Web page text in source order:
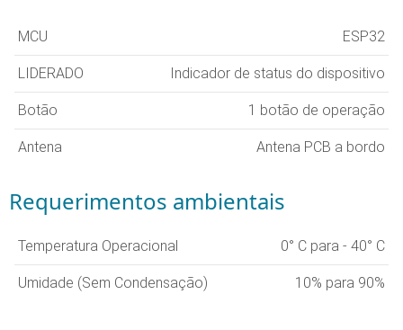
MCU ESP32
LIDERADO Indicador de status do dispositivo
Botão 1 botão de operação
Antena Antena PCB a bordo
Requerimentos ambientais
Temperatura Operacional 0° C para - 40° C
Umidade (Sem Condensação) 10% para 90%